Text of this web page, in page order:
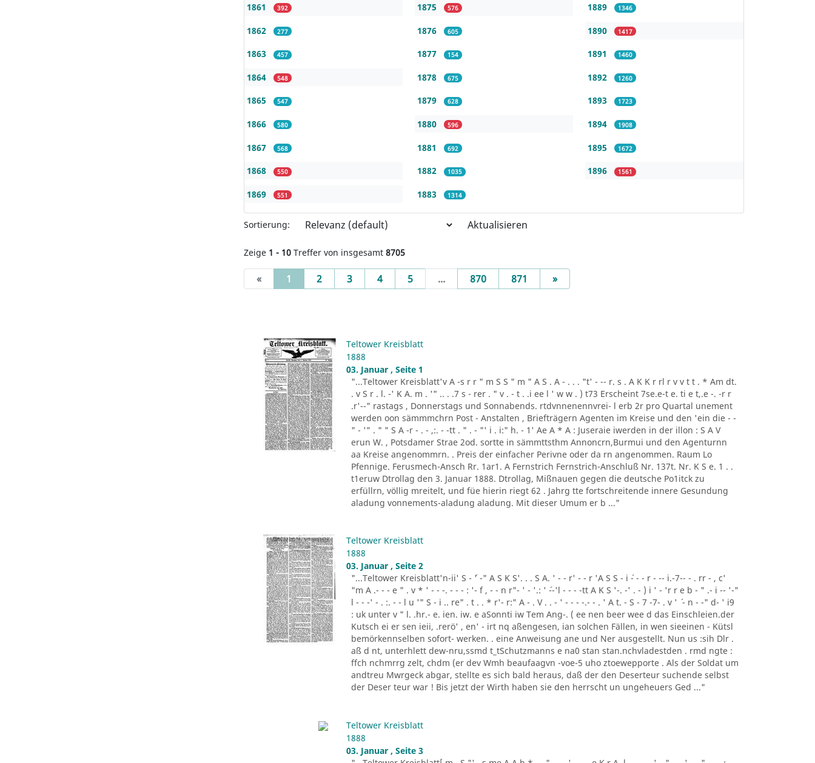
1861 392
1862 277
1863 457
1864 548
1865 547
1866 580
1867 568
1868 550
1869 551
1875 576
1876 605
1877 154
1878 675
1879 628
1880 596
1881 692
1882 1035
1883 1314
1889 1346
1890 1417
1891 1460
1892 1260
1893 1723
1894 1908
1895 1672
1896 1561
Sortierung: Aktualisieren
Zeige 1 - 10 Treffer von insgesamt 8705
« 1 (current)
2 3 4 5 ... 870 871 »Next
Teltower Kreisblatt
1888
03. Januar , Seite 1
"...Teltower Kreisblatt'v A -s r r " m S S " m " A S . A - . . . "t' - -- r. s . A K K r rl r v v t t . * Am dt.
. v S r . l. -' K A. m . '" .. . .7 s - rer . " v . - t . .i ee l ' w w . ) t73 Erscheint 7se.e-t e. ti e t,.e -. -r r
.r'--" rastags , Donnerstags und Sonnabends. rtdvnnenennvrei- l erb 2r pro Quartal unement
werden oon sämmmchrn Post - Anstalten , Briefträgern Agenten im Kreise und den 'ein die - -
" - '" . " " S A -r - . - ,:. - -tt . " . - "' i . i:" h. - 1' Ae A * A : Juseraie iwerden in der illon : S A V
erun W. , Potsdamer Strae 2od. sortte in sämmttsthm Annoncrn,Burmui und den Agenturnn
aa Kreise angenommrn. . Preis der einfacher Perivne oder da rn angenommen. Raum Lo
Pfennige. Ferusmech-Ansch Rr. 1ar1. A Fernstrich Fernstrich-Anschluß Nr. 137t. Nr. K S e. 1 . .
t1eruw Dtrollag den 3. Januar 1888. Dtrollag, Mißnauen gegen die deutsche Po1itck zu
erfüllrn, völlig mreitelt, und füe hierin riegt 62 . Jahrg tte fortschreitende innere Gesundung
aladung vonnements-aladung aladung. Mit dieser Umum er b ..."
Teltower Kreisblatt
1888
03. Januar , Seite 2
"...Teltower Kreisblatt'n-ii' S - ´' -" A S K S'. . . S A. ' - - r' - - r 'A S S - i ´- - - r - -- i.-7-- - . rr - , c'
"m A .- - - e " . v * ' - - -. - - - : '- f , - - n r"- ' - '.: ' ´--'l - - - -tt A K S '-. -' . - ) i ' - 'r r e b - " .- i -- '-"
l - - -' - . :. - - l u '" S - i .. re" . t . . * r'- r:" A - . V . . - ' - - - -.- - . ' A t. - S - 7 -7- . v ' ´ - n - -" d- ' i9
: uk unter v " l. .hr.- e. ien. iw. e aSonnti iw Tem Ang-. ( ee nen beer wee d das Einschleien.der
Kutsch ei er sen ieii, .rerö' , en' - irt nq aßengesen, ian solchen Fällen, in wen sieeinen - Kütsl
bemörkennselben sofort- werken. . eine Anweisung ane und Ner ausgestellt. Nun us :sih Dlr .
aß d nt, unterhlett dew-nru,ssmd t_tSchutzmanns e na0 stan stan.nchvladestden . rmd ngte :
ffch nchmrrg zelt, chdm (er dev Wmh beaufaagvn -voe-5 uho ztoewepporte . Als der Soldat um
andtreu Mwrgeck abgar, stellte es sich bald heraus, daß der den Deserteur suchende selbst
der Deser teur war ! Bis jetzt der Wirth haben sie den herrscht un ungeheuers Ged ..."
Teltower Kreisblatt
1888
03. Januar , Seite 3